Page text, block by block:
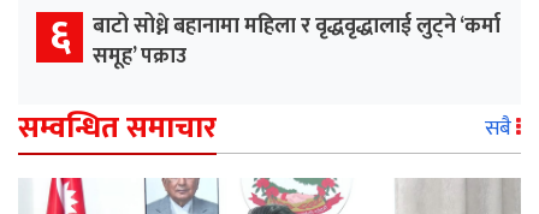
६ बाटो सोध्ने बहानामा महिला र वृद्धवृद्धालाई लुट्ने ‘कर्मा
समूह’ पक्राउ
सम्वन्धित समाचार सबै